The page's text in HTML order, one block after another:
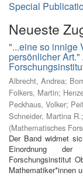
Special
Neueste
"...eine so innige
persönlicher
Albrecht, Andrea;
Folkers, Martin;
Peckhaus, Volker;
Schneider, Martina R.;
(Mathematisches
Der Band widmet
Einordnung der
Forschungsinstitut
Mathematiker*innen